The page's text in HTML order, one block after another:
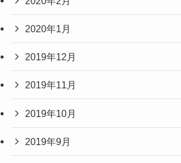
2020年1月
2019年12月
2019年11月
2019年10月
2019年9月